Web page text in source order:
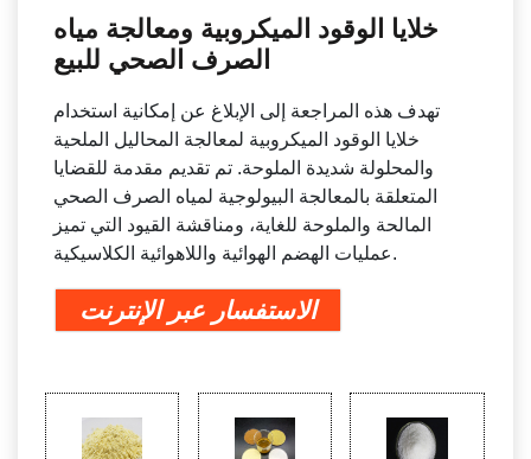
خلايا الوقود الميكروبية ومعالجة مياه
الصرف الصحي للبيع
تهدف هذه المراجعة إلى الإبلاغ عن إمكانية استخدام
خلايا الوقود الميكروبية لمعالجة المحاليل الملحية
والمحلولة شديدة الملوحة. تم تقديم مقدمة للقضايا
المتعلقة بالمعالجة البيولوجية لمياه الصرف الصحي
المالحة والملوحة للغاية، ومناقشة القيود التي تميز
عمليات الهضم الهوائية واللاهوائية الكلاسيكية.
الاستفسار عبر الإنترنت